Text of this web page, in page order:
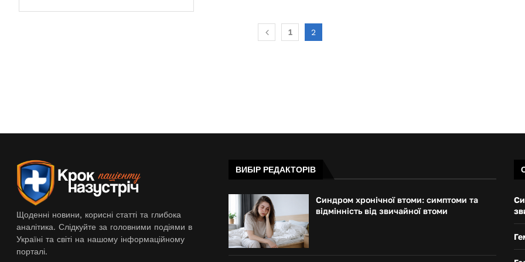
1 2
Щоденні новини, корисні статті та глибока
аналітика. Слідкуйте за головними подіями в
Україні та світі на нашому інформаційному
порталі.
ВИБІР РЕДАКТОРІВ
Синдром хронічної втоми: симптоми та
відмінність від звичайної втоми